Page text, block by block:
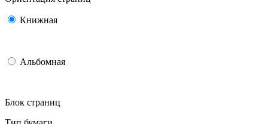
Книжная
Альбомная
Блок страниц